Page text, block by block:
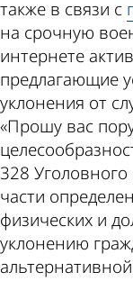
также в связи с
на срочную
интернете
предлагающие
уклонения от
«Прошу вас
328
части
физических и
уклонению